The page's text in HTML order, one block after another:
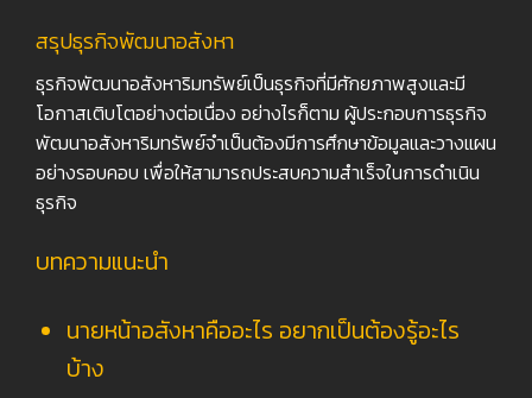
สรุปธุรกิจพัฒนาอสังหา
ธุรกิจพัฒนาอสังหาริมทรัพย์เป็นธุรกิจที่มีศักยภาพสูงและมี
โอกาสเติบโตอย่างต่อเนื่อง อย่างไรก็ตาม ผู้ประกอบการธุรกิจ
พัฒนาอสังหาริมทรัพย์จำเป็นต้องมีการศึกษาข้อมูลและวางแผน
อย่างรอบคอบ เพื่อให้สามารถประสบความสำเร็จในการดำเนิน
ธุรกิจ
บทความแนะนำ
นายหน้าอสังหาคืออะไร อยากเป็นต้องรู้อะไร
บ้าง